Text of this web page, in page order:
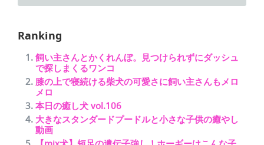
Ranking
飼い主さんとかくれんぼ。見つけられずにダッシュ
で探しまくるワンコ
膝の上で寝続ける柴犬の可愛さに飼い主さんもメロ
メロ
本日の癒し犬 vol.106
大きなスタンダードプードルと小さな子供の癒やし
動画